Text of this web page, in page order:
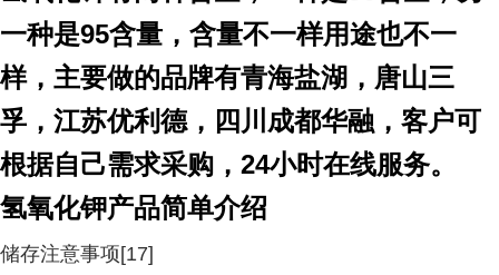
一种是95含量，含量不一样用途也不一
样，主要做的品牌有青海盐湖，唐山三
孚，江苏优利德，四川成都华融，客户可
根据自己需求采购，24小时在线服务。
氢氧化钾产品简单介绍
储存注意事项[17]